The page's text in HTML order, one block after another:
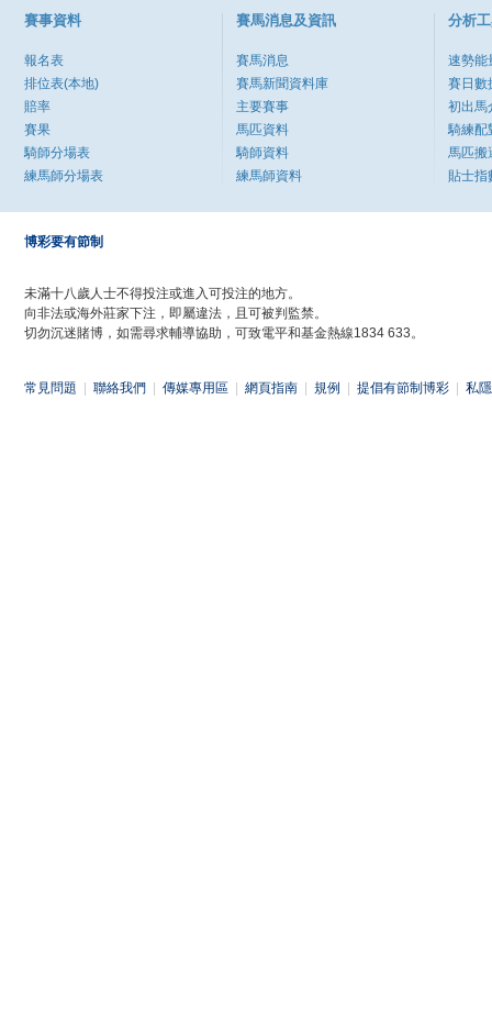
賽事資料
報名表
排位表(本地)
賠率
賽果
騎師分場表
練馬師分場表
賽馬消息及資訊
賽馬消息
賽馬新聞資料庫
主要賽事
馬匹資料
騎師資料
練馬師資料
分析
速勢能
賽日數
初出馬
騎練配
馬匹搬
貼士指
博彩要有節制
未滿十八歲人士不得投注或進入可投注的地方。
向非法或海外莊家下注，即屬違法，且可被判監禁。
切勿沉迷賭博，如需尋求輔導協助，可致電平和基金熱線1834 633。
常見問題 聯絡我們 傳媒專用區 網頁指南 規例 提倡有節制博彩 私